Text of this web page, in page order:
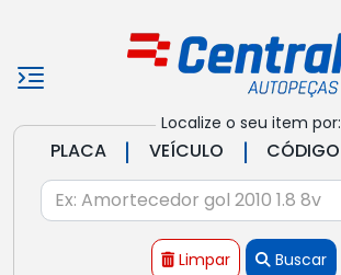
Localize o seu item por:
PLACA | VEÍCULO | CÓDIGO
Limpar Buscar